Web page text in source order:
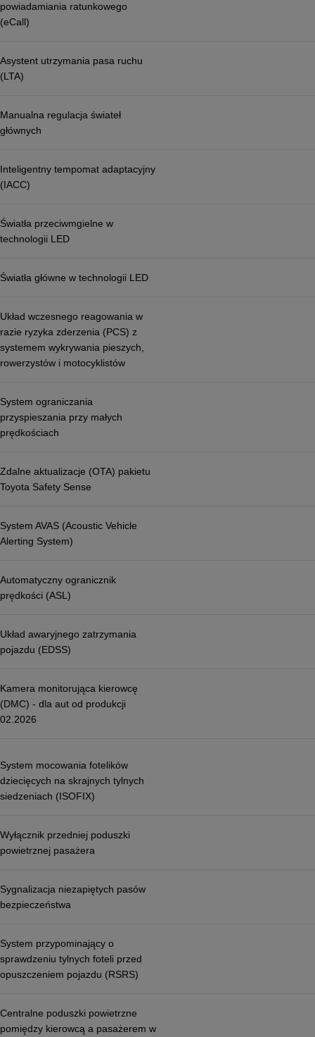
powiadamiania ratunkowego
(eCall)
Asystent utrzymania pasa ruchu
(LTA)
Manualna regulacja świateł
głównych
Inteligentny tempomat adaptacyjny
(IACC)
Światła przeciwmgielne w
technologii LED
Światła główne w technologii LED
Układ wczesnego reagowania w
razie ryzyka zderzenia (PCS) z
systemem wykrywania pieszych,
rowerzystów i motocyklistów
System ograniczania
przyspieszania przy małych
prędkościach
Zdalne aktualizacje (OTA) pakietu
Toyota Safety Sense
System AVAS (Acoustic Vehicle
Alerting System)
Automatyczny ogranicznik
prędkości (ASL)
Układ awaryjnego zatrzymania
pojazdu (EDSS)
Kamera monitorująca kierowcę
(DMC) - dla aut od produkcji
02.2026
System mocowania fotelików
dziecięcych na skrajnych tylnych
siedzeniach (ISOFIX)
Wyłącznik przedniej poduszki
powietrznej pasażera
Sygnalizacja niezapiętych pasów
bezpieczeństwa
System przypominający o
sprawdzeniu tylnych foteli przed
opuszczeniem pojazdu (RSRS)
Centralne poduszki powietrzne
pomiędzy kierowcą a pasażerem w